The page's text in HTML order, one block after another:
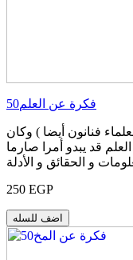
50فكرة عن العلم
فنانون أيضا ) وكان
قد يبدو أمرا صارما
250 EGP
اضف للسله